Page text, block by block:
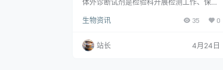
体外诊断试剂是检验科开展检测工作、保障
验项目不断扩容、试剂品类与用量持续增
试剂的规范化报废处置，已成为实验室质量
安全、院感防控、环保合规与国有资产管理
生物资讯 35 0
站长 4月24日